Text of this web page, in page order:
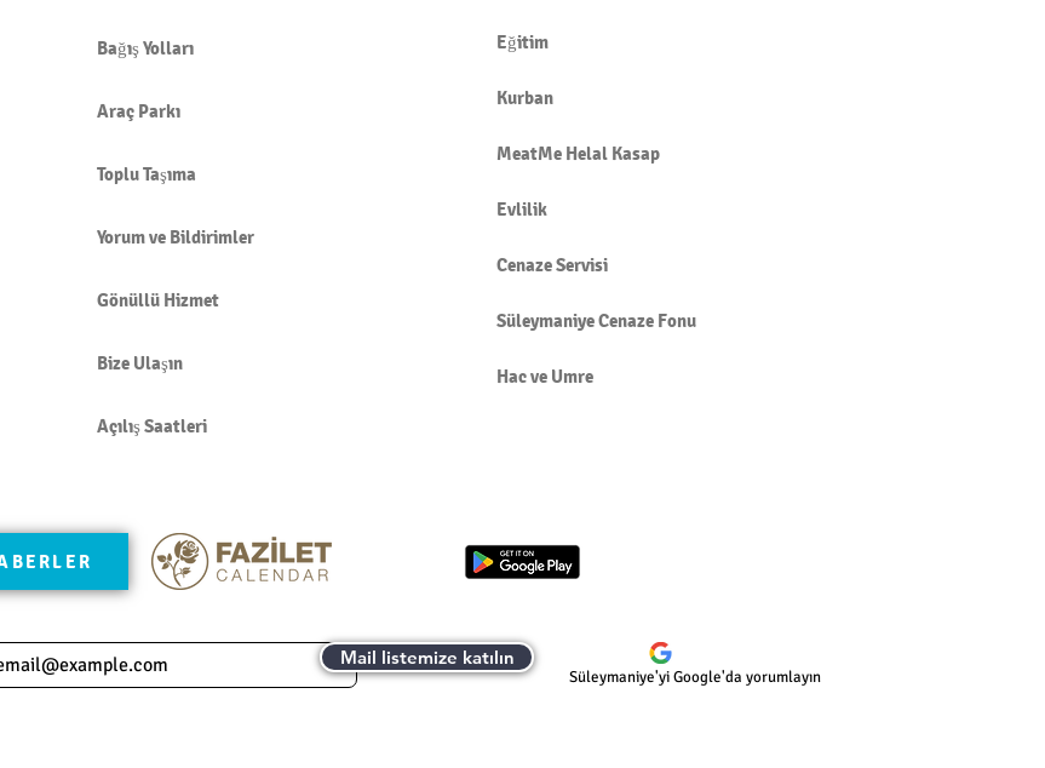
Bağış Yolları
Araç Parkı
Toplu Taşıma
Yorum ve Bildirimler
Gönüllü Hizmet
Bize Ulaşın
Açılış Saatleri
Eğitim
Kurban
MeatMe Helal Kasap
Evlilik
Cenaze Servisi
Süleymaniye Cenaze Fonu
Hac ve Umre
Süleymaniye'yi Google'da yorumlayın
Mail listemize katılın